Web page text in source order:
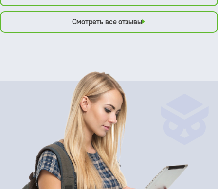
Смотреть все отзывы